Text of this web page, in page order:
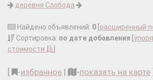
деревня Слобода
Найдено объявлений: 0 расширенный
Сортировка: по дате добавления
стоимости
-избранное | -показать на карте